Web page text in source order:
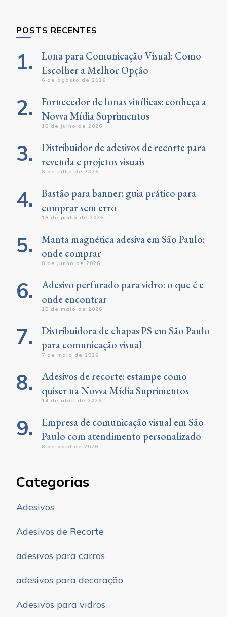
POSTS RECENTES
Lona para Comunicação Visual: Como
Escolher a Melhor Opção
6 de agosto de 2026
Fornecedor de lonas vinílicas: conheça a
Novva Mídia Suprimentos
15 de julho de 2026
Distribuidor de adesivos de recorte para
revenda e projetos visuais
8 de julho de 2026
Bastão para banner: guia prático para
comprar sem erro
18 de junho de 2026
Manta magnética adesiva em São Paulo:
onde comprar
8 de junho de 2026
Adesivo perfurado para vidro: o que é e
onde encontrar
15 de maio de 2026
Distribuidora de chapas PS em São Paulo
para comunicação visual
7 de maio de 2026
Adesivos de recorte: estampe como
quiser na Novva Mídia Suprimentos
14 de abril de 2026
Empresa de comunicação visual em São
Paulo com atendimento personalizado
8 de abril de 2026
Categorias
Adesivos
Adesivos de Recorte
adesivos para carros
adesivos para decoração
Adesivos para vidros